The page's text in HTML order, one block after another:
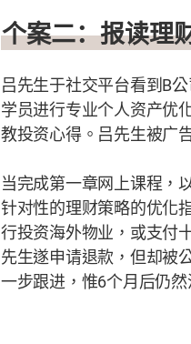
个案二：报读理
吕先生于社交平台看到B
学员进行专业个人资产优
教投资心得。吕先生被广
当完成第一章网上课程，
针对性的理财策略的优化
行投资海外物业，或支付
先生遂申请退款，但却被
一步跟进，惟6个月后仍